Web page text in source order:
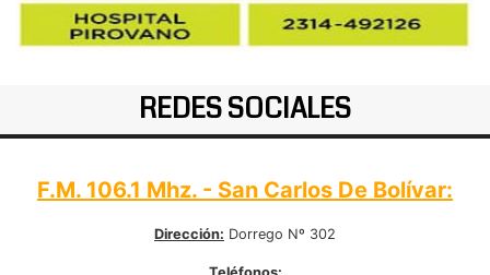
REDES SOCIALES
F.M. 106.1 Mhz. - San Carlos De Bolívar:
Dirección: Dorrego Nº 302